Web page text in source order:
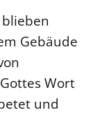
Gebäude
Wort
und